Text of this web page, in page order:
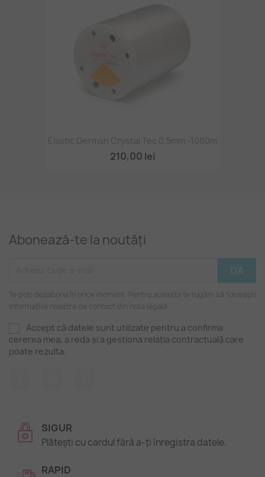
Elastic German Crystal Tec 0,5mm -1000m
210,00 lei
Abonează-te la noutăți
Te poți dezabona în orice moment. Pentru aceasta te rugăm să folosești
informațiile noastre de contact din nota legală.
Accept că datele sunt utilizate pentru a confirma
cererea mea, a reda și a gestiona relația contractuală care
poate rezulta.
SIGUR
Plătești cu cardul fără a-ți înregistra datele.
RAPID